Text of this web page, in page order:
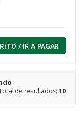
/ IR A PAGAR
de resultados: 10